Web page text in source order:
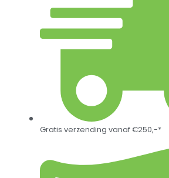
Gratis verzending vanaf €250,-*